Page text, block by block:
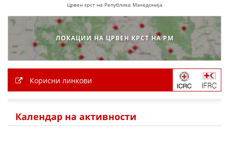
Црвен крст на Република Македонија
ЛОКАЦИИ НА ЦРВЕН КРСТ НА РМ
Корисни линкови
Календар на активности